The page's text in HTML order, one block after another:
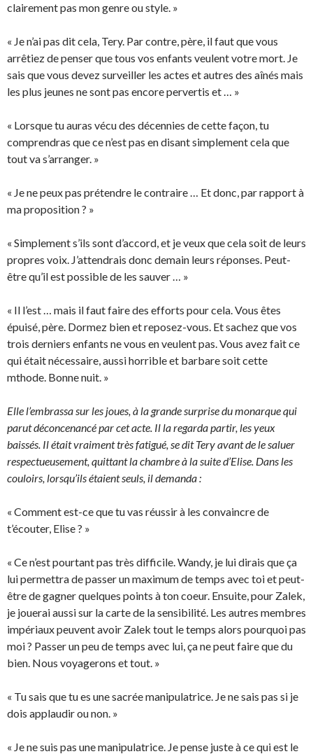
clairement pas mon genre ou style. »
« Je n’ai pas dit cela, Tery. Par contre, père, il faut que vous
arrêtiez de penser que tous vos enfants veulent votre mort. Je
sais que vous devez surveiller les actes et autres des aînés mais
les plus jeunes ne sont pas encore pervertis et … »
« Lorsque tu auras vécu des décennies de cette façon, tu
comprendras que ce n’est pas en disant simplement cela que
tout va s’arranger. »
« Je ne peux pas prétendre le contraire … Et donc, par rapport à
ma proposition ? »
« Simplement s’ils sont d’accord, et je veux que cela soit de leurs
propres voix. J’attendrais donc demain leurs réponses. Peut-
être qu’il est possible de les sauver … »
« Il l’est … mais il faut faire des efforts pour cela. Vous êtes
épuisé, père. Dormez bien et reposez-vous. Et sachez que vos
trois derniers enfants ne vous en veulent pas. Vous avez fait ce
qui était nécessaire, aussi horrible et barbare soit cette
mthode. Bonne nuit. »
Elle l’embrassa sur les joues, à la grande surprise du monarque qui
parut déconcenancé par cet acte. Il la regarda partir, les yeux
baissés. Il était vraiment très fatigué, se dit Tery avant de le saluer
respectueusement, quittant la chambre à la suite d’Elise. Dans les
couloirs, lorsqu’ils étaient seuls, il demanda :
« Comment est-ce que tu vas réussir à les convaincre de
t’écouter, Elise ? »
« Ce n’est pourtant pas très difficile. Wandy, je lui dirais que ça
lui permettra de passer un maximum de temps avec toi et peut-
être de gagner quelques points à ton coeur. Ensuite, pour Zalek,
je jouerai aussi sur la carte de la sensibilité. Les autres membres
impériaux peuvent avoir Zalek tout le temps alors pourquoi pas
moi ? Passer un peu de temps avec lui, ça ne peut faire que du
bien. Nous voyagerons et tout. »
« Tu sais que tu es une sacrée manipulatrice. Je ne sais pas si je
dois applaudir ou non. »
« Je ne suis pas une manipulatrice. Je pense juste à ce qui est le